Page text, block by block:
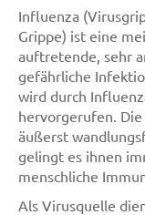
Influenza
Grippe) ist eine
auftretende, sehr
gefährliche
wird durch
hervorgerufen.
äußerst
gelingt es ihnen
menschliche
Als Virusquelle